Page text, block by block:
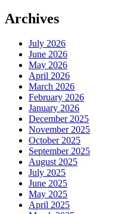
Archives
July 2026
June 2026
May 2026
April 2026
March 2026
February 2026
January 2026
December 2025
November 2025
October 2025
September 2025
August 2025
July 2025
June 2025
May 2025
April 2025